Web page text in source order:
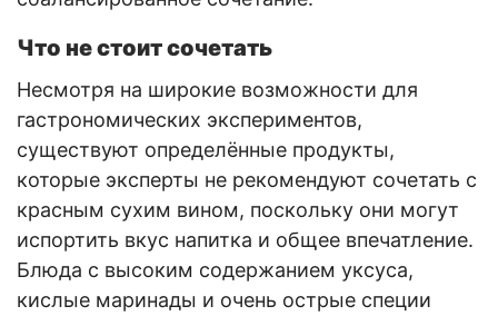
Что не стоит сочетать
Несмотря на широкие возможности для
гастрономических экспериментов,
существуют определённые продукты,
которые эксперты не рекомендуют сочетать с
красным сухим вином, поскольку они могут
испортить вкус напитка и общее впечатление.
Блюда с высоким содержанием уксуса,
кислые маринады и очень острые специи